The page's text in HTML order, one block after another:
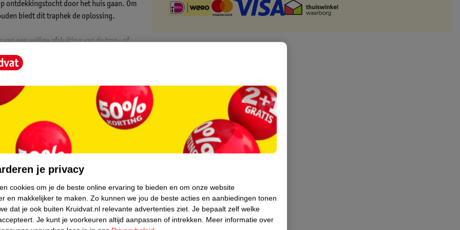
ontdekkingstocht door het huis gaan. Om
biedt dit traphek de oplossing.
van een veilige afsluiting van de trap- of
deurpost. Het hekje is enkel geschikt voor
breed.
in te drukken en het poortje te
je de ruimte weer veilig achter je dicht.
openen
je privacy
cookies om je de beste online ervaring te bieden en om onze website
en makkelijker te maken. Zo kunnen we jou de beste acties en aanbiedingen tonen
dat je ook buiten Kruidvat.nl relevante advertenties ziet. Je bepaalt zelf welke
Je kunt je voorkeuren altijd aanpassen of intrekken. Meer informatie over